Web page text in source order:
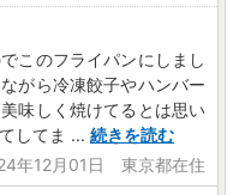
このフライパンにしまし
がら冷凍餃子やハンバー
味しく焼けてるとは思い
してま ... 続きを読む
年12月01日 東京都在住